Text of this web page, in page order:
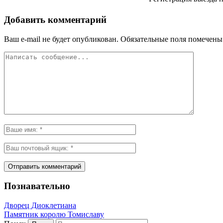
Добавить комментарий
Ваш e-mail не будет опубликован. Обязательные поля
Познавательно
Дворец Диоклетиана
Памятник королю Томиславу